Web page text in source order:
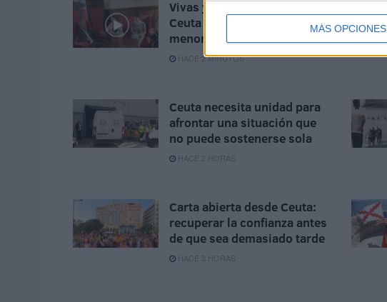
MÁS OPCIONES
Vivas y Rego analizan en
Ceuta la situación de los
menores
HACE 2 MINUTOS
Ceuta necesita unidad para
afrontar una situación que
no puede sostenerse sola
HACE 2 HORAS
Carta abierta desde Ceuta:
recuperar la confianza antes
de que sea demasiado tarde
HACE 3 HORAS